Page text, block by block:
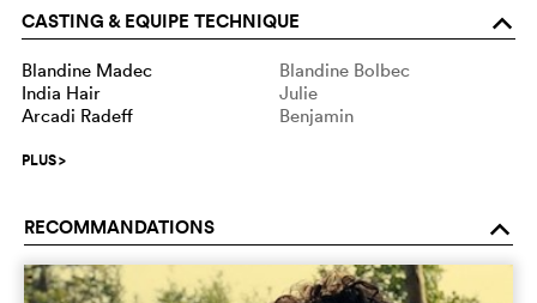
CASTING & EQUIPE TECHNIQUE o
Blandine Madec
Blandine Bolbec
India Hair
Julie
Arcadi Radeff
Benjamin
PLUS>
RECOMMANDATIONS o